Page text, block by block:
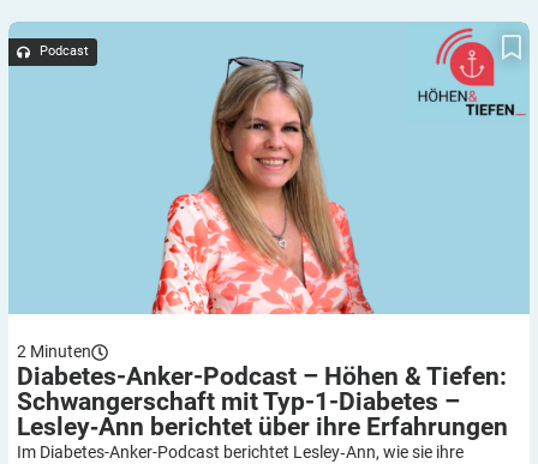
Diabetes-Anker-Podcast – Höhen & Tiefen: Schwangerschaft
mit Typ-1-Diabetes – Lesley‑Ann berichtet über ihre Erfahrungen
Podcast
2 Minuten
Diabetes-Anker-Podcast – Höhen & Tiefen:
Schwangerschaft mit Typ-1-Diabetes –
Lesley‑Ann berichtet über ihre Erfahrungen
Im Diabetes-Anker-Podcast berichtet Lesley‑Ann, wie sie ihre